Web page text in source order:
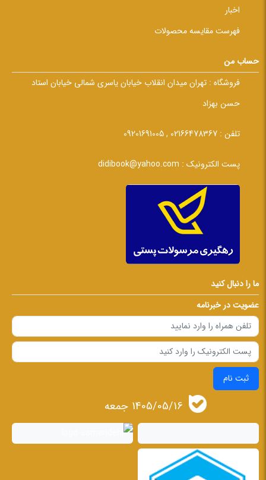
اخبار
فهرست مقایسه محصولات
حساب من
فروشگاه : تهران میدان انقلاب خیابان یاسری شمالی خیابان استاد
حسن بهزاد
تلفن : 02166478367 , 09201691005
پست الکترونیک : didibook@yahoo.com
ما را دنبال کنید
عضویت در خبرنامه
ثبت نام
1405/05/16 جمعه